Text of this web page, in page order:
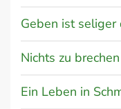
Geben ist seliger
Nichts zu
Ein Leben in